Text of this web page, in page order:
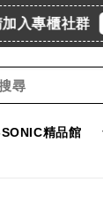
專櫃社群
尋
精品館